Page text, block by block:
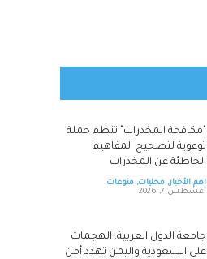
"مكافحة المخدرات" تنظم حملة
توعوية لتصحيح المفاهيم
الخاطئة عن المخدرات
اهم الأخبار, محليات, منوعات
أغسطس 7, 2026
جامعة الدول العربية: الهجمات
على السعودية واليمن تهدد أمن